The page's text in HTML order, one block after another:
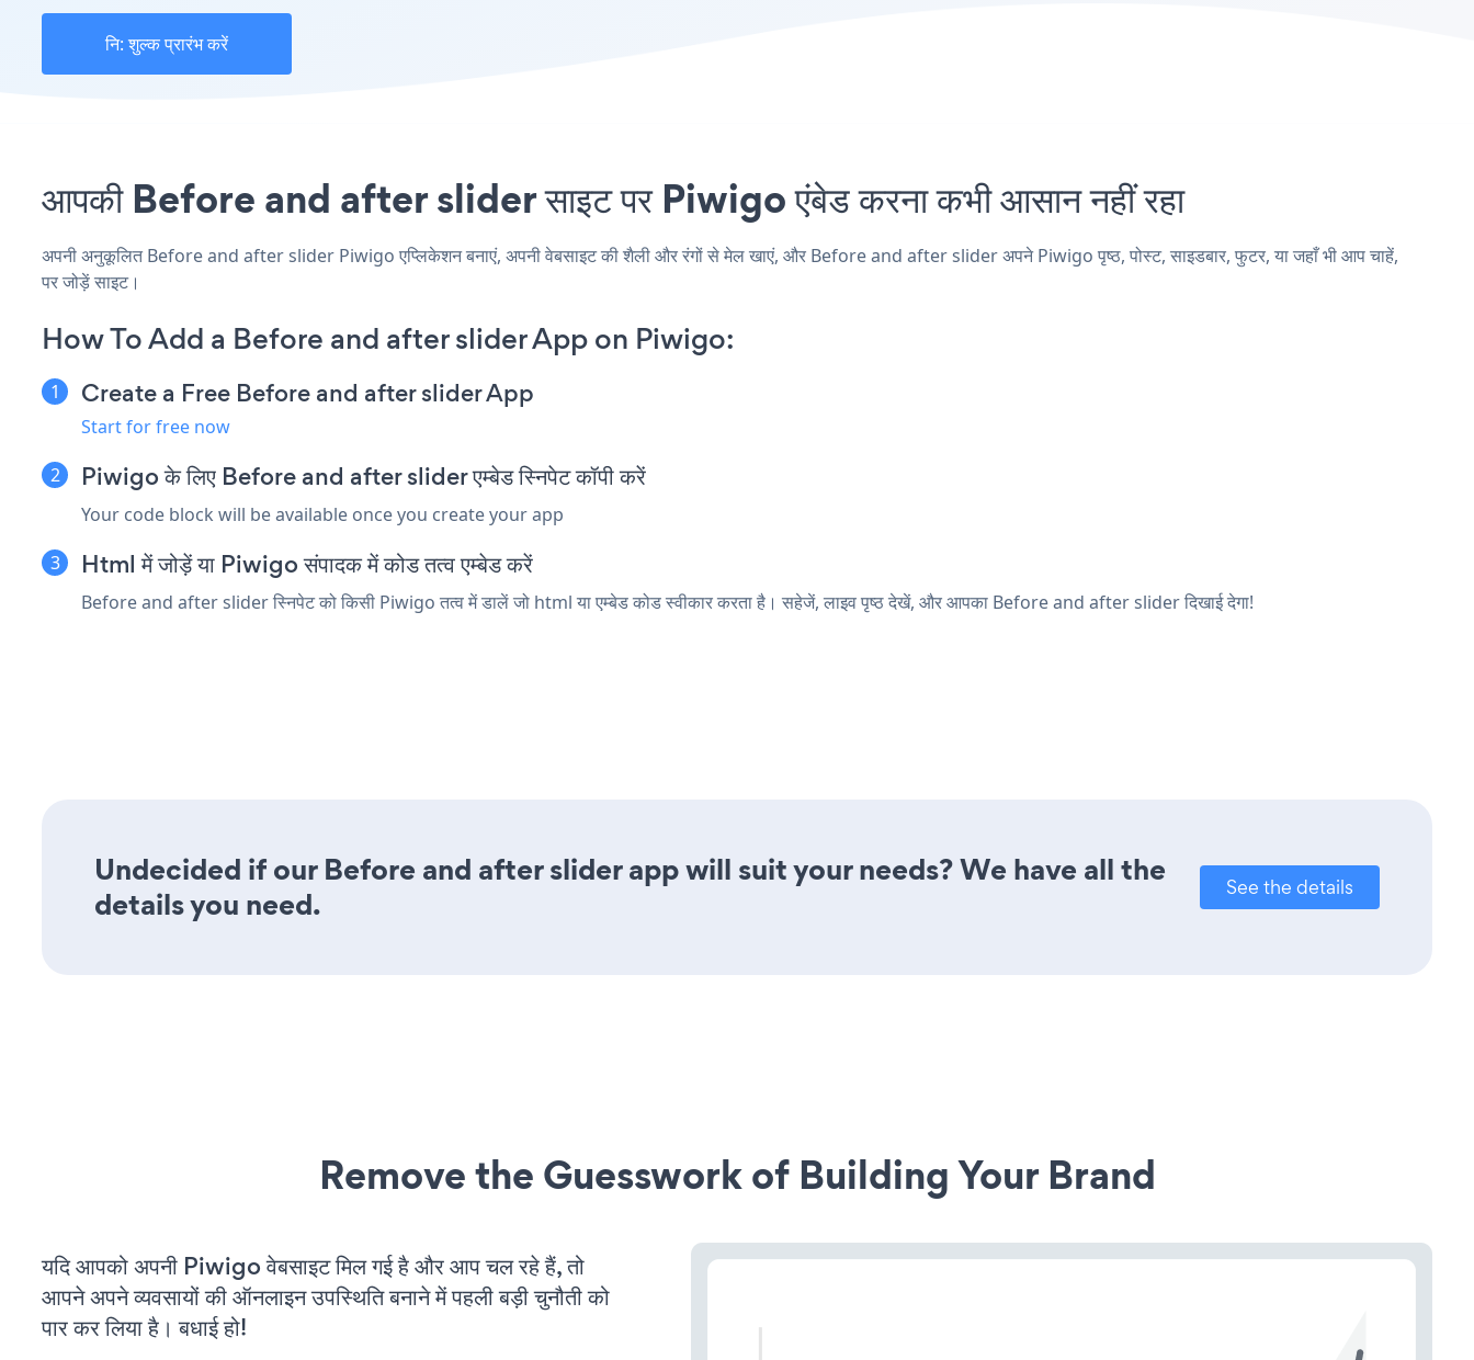
नि: शुल्क प्रारंभ करें
आपकी Before and after slider साइट पर Piwigo एंबेड करना कभी आसान नहीं रहा
अपनी अनुकूलित Before and after slider Piwigo एप्लिकेशन बनाएं, अपनी वेबसाइट की शैली और रंगों से मेल खाएं, और Before and after slider अपने Piwigo पृष्ठ, पोस्ट, साइडबार, फुटर, या जहाँ भी आप चाहें,
पर जोड़ें साइट।
How To Add a Before and after slider App on Piwigo:
Create a Free Before and after slider App
Start for free now
Piwigo के लिए Before and after slider एम्बेड स्निपेट कॉपी करें
Your code block will be available once you create your app
Html में जोड़ें या Piwigo संपादक में कोड तत्व एम्बेड करें
Before and after slider स्निपेट को किसी Piwigo तत्व में डालें जो html या एम्बेड कोड स्वीकार करता है। सहेजें, लाइव पृष्ठ देखें, और आपका Before and after slider दिखाई देगा!
Undecided if our Before and after slider app will suit your needs? We have all the
details you need.
See the details
Remove the Guesswork of Building Your Brand
यदि आपको अपनी Piwigo वेबसाइट मिल गई है और आप चल रहे हैं, तो
आपने अपने व्यवसायों की ऑनलाइन उपस्थिति बनाने में पहली बड़ी चुनौती को
पार कर लिया है। बधाई हो!